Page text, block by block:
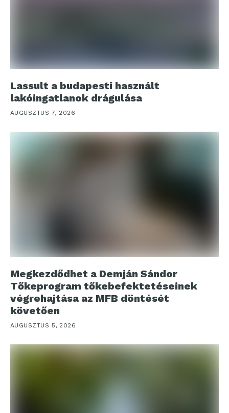
Lassult a budapesti használt
lakóingatlanok drágulása
AUGUSZTUS 7, 2026
Megkezdődhet a Demján Sándor
Tőkeprogram tőkebefektetéseinek
végrehajtása az MFB döntését
követően
AUGUSZTUS 5, 2026